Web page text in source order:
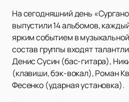
На сегодняшний день
выпустили 14 альбомов,
ярким событием в
состав группы входят
Денис Сусин (бас-гитара),
(клавиши, бэк-вокал), Роман
Фесенко (ударная установка).